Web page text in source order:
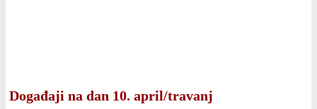
Događaji na dan 10. april/travanj